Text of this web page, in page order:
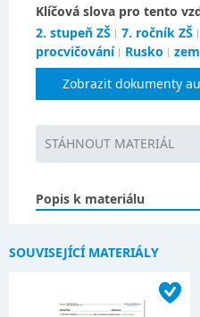
Klíčová slova pro tento
2. stupeň ZŠ
7. ročník ZŠ
procvičování
Rusko
Zobrazit dokumenty
STÁHNOUT MATERIÁL
Popis k materiálu
SOUVISEJÍCÍ MATERIÁLY